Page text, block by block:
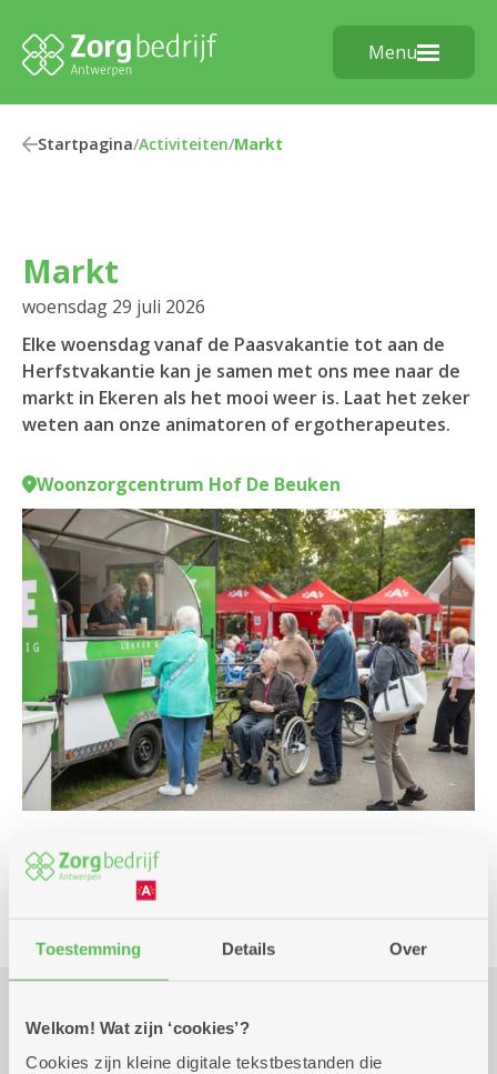
Toestemming Details Over
Welkom! Wat zijn ‘cookies’?
Cookies zijn kleine digitale tekstbestanden die
Menu
Startpagina/Activiteiten/Markt
Markt
woensdag 29 juli 2026
Elke woensdag vanaf de Paasvakantie tot aan de
Herfstvakantie kan je samen met ons mee naar de
markt in Ekeren als het mooi weer is. Laat het zeker
weten aan onze animatoren of ergotherapeutes.
Woonzorgcentrum Hof De Beuken
Praktisch